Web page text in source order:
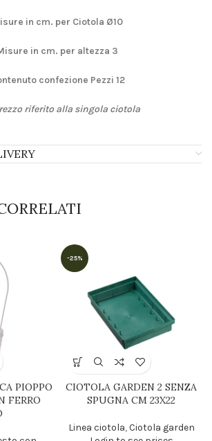
in cm. per Ciotola Ø10
in cm. per altezza 3
confezione Pezzi 12
riferito alla singola ciotola
PIOPPO
FERRO
-25%
CIOTOLA GARDEN 2 SENZA
SPUGNA CM 23X22
Linea ciotola,Ciotola garden